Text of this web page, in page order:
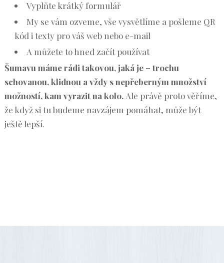
Vyplňte krátký formulář
My se vám ozveme, vše vysvětlíme a pošleme QR
kód i texty pro váš web nebo e-mail
A můžete to hned začít používat
Šumavu máme rádi takovou, jaká je – trochu
schovanou, klidnou a vždy s nepřeberným množství
možností, kam vyrazit na kolo. Ale právě proto věříme,
že když si tu budeme navzájem pomáhat, může být
ještě lepší.